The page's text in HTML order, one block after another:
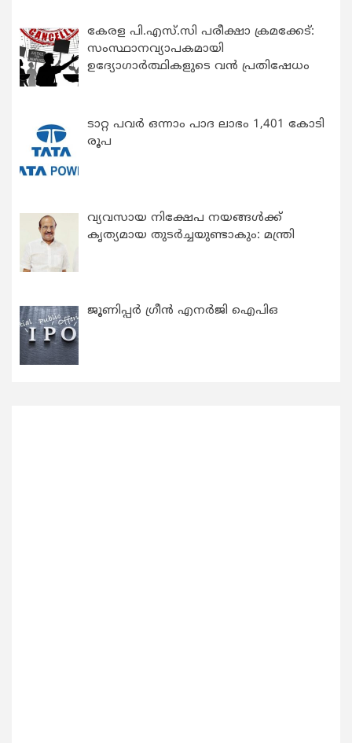
കേരള പി.എസ്.സി പരീക്ഷാ ക്രമക്കേട്:
സംസ്ഥാനവ്യാപകമായി
ഉദ്യോഗാര്‍ത്ഥികളുടെ വന്‍ പ്രതിഷേധം
ടാറ്റ പവർ ഒന്നാം പാദ ലാഭം 1,401 കോടി
രൂപ
വ്യവസായ നിക്ഷേപ നയങ്ങള്‍ക്ക്
കൃത്യമായ തുടര്‍ച്ചയുണ്ടാകും: മന്ത്രി
ജൂണിപ്പർ ഗ്രീൻ എനർജി ഐപിഒ